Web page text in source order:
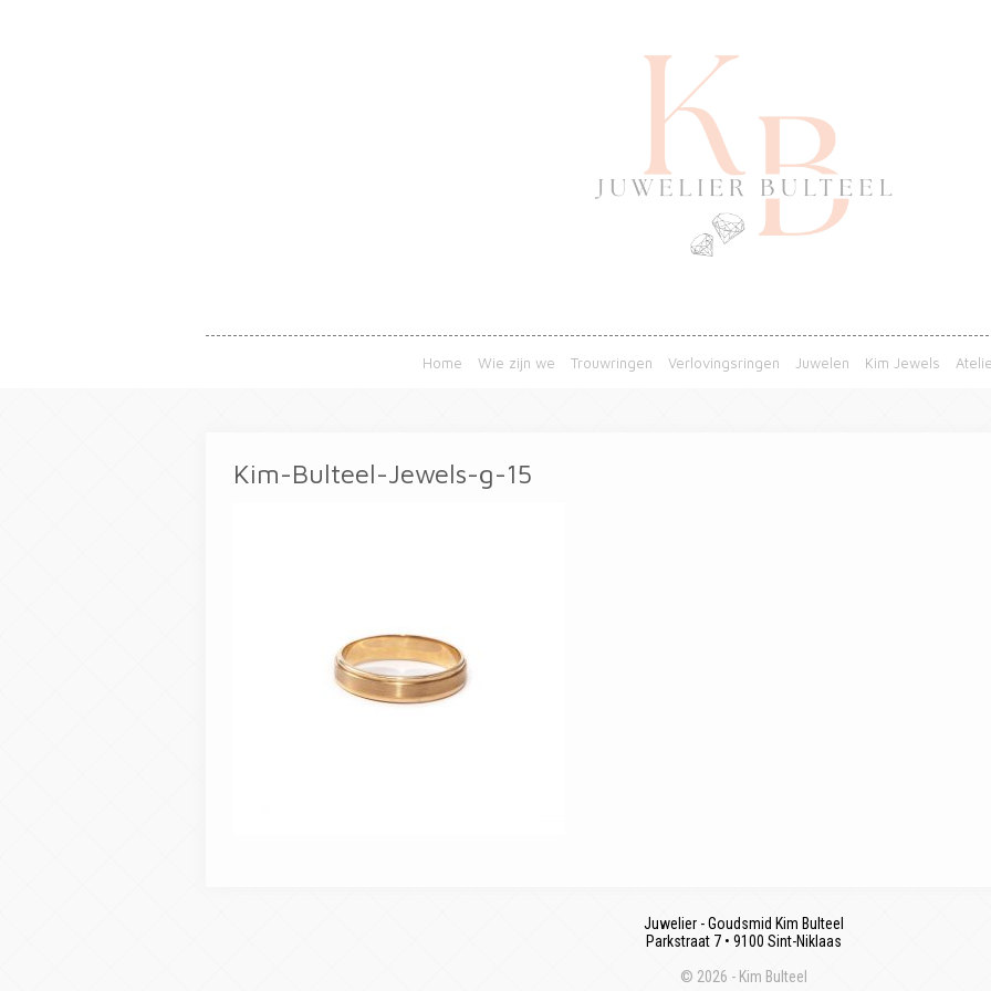
Home Wie zijn we Trouwringen Verlovingsringen Juwelen Kim Jewels
Kim-Bulteel-Jewels-g-15
Juwelier - Goudsmid Kim Bulteel
Parkstraat 7 • 9100 Sint-Niklaas
© 2026 - Kim Bulteel